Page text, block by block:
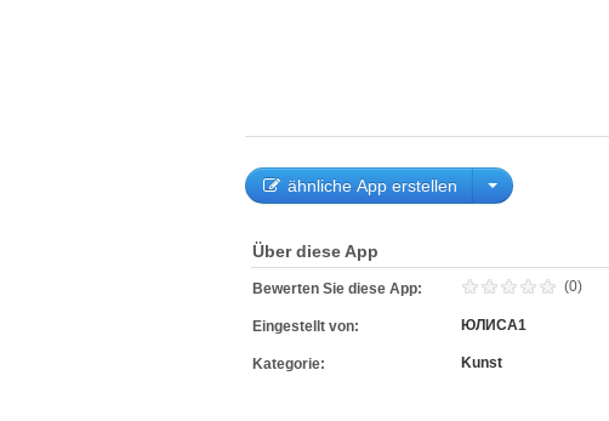
ähnliche App erstellen
Über diese App
Bewerten Sie diese App: (0)
Eingestellt von: ЮЛИСА1
Kategorie: Kunst